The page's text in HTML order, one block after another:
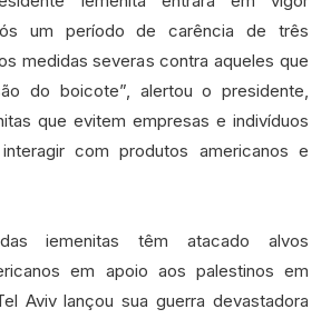
um período de carência de três
medidas severas contra aqueles que
do boicote”, alertou o presidente,
que evitem empresas e indivíduos
com produtos americanos e
iemenitas têm atacado alvos
em apoio aos palestinos em
Aviv lançou sua guerra devastadora